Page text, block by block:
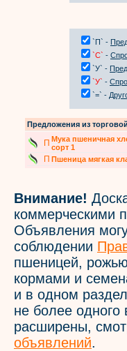
`П` -
`С` -
`У` -
`У` -
`=` -
Предложения из
П Мука пшеничная
сорт 1
П Пшеница мягкая
Внимание!
коммерческими
Объявления
соблюдении
пшеницей,
кормами и
и в одном
не более
расширены,
объявлений.